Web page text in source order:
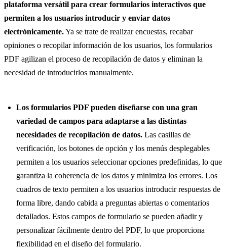
plataforma versátil para crear formularios interactivos que
permiten a los usuarios introducir y enviar datos
electrónicamente.Ya se trate de realizar encuestas, recabar
opiniones o recopilar información de los usuarios, los formularios
PDF agilizan el proceso de recopilación de datos y eliminan la
necesidad de introducirlos manualmente.
Los formularios PDF pueden diseñarse con una gran
variedad de campos para adaptarse a las distintas
necesidades de recopilación de datos. Las casillas de
verificación, los botones de opción y los menús desplegables
permiten a los usuarios seleccionar opciones predefinidas, lo que
garantiza la coherencia de los datos y minimiza los errores. Los
cuadros de texto permiten a los usuarios introducir respuestas de
forma libre, dando cabida a preguntas abiertas o comentarios
detallados. Estos campos de formulario se pueden añadir y
personalizar fácilmente dentro del PDF, lo que proporciona
flexibilidad en el diseño del formulario.